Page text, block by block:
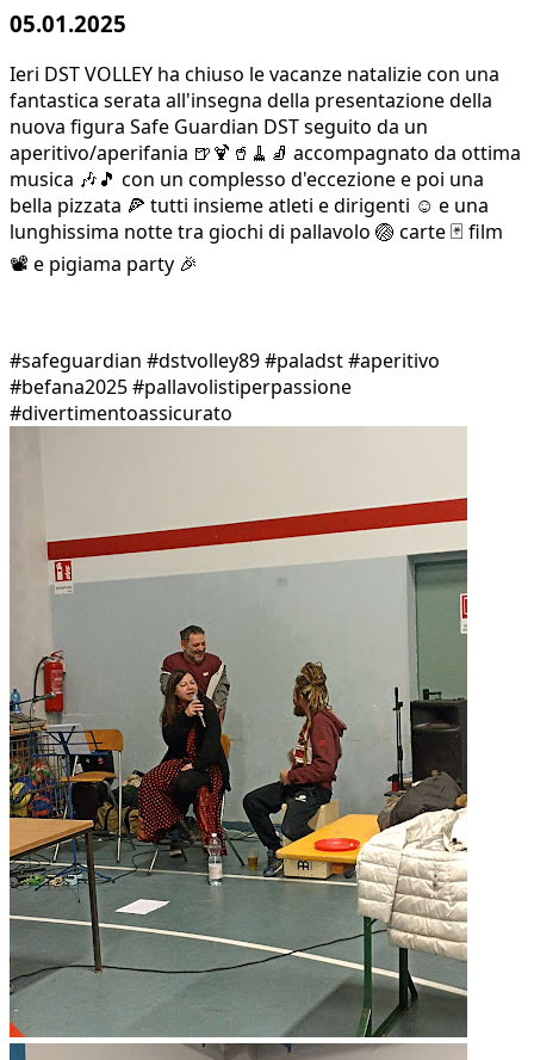
05.01.2025
Ieri DST VOLLEY ha chiuso le vacanze natalizie con una
fantastica serata all'insegna della presentazione della
nuova figura Safe Guardian DST seguito da un
aperitivo/aperifania 🍺🍹🥤🧹🧦 accompagnato da ottima
musica 🎶🎵 con un complesso d'eccezione e poi una
bella pizzata 🍕 tutti insieme atleti e dirigenti ☺️ e una
lunghissima notte tra giochi di pallavolo 🏐 carte 🃏 film
📽️ e pigiama party 🎉
#safeguardian #dstvolley89 #paladst #aperitivo
#befana2025 #pallavolistiperpassione
#divertimentoassicurato